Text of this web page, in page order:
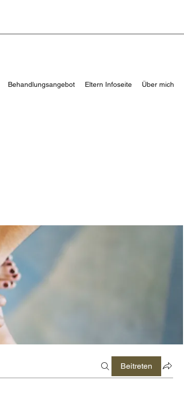
Behandlungsangebot Eltern Infoseite Über mich
Beitreten